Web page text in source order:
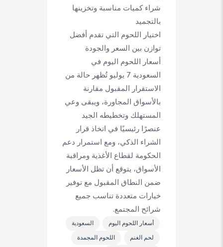
شراء كميات مناسبة وتخزينها
بالتجميد
اختيار اللحوم التي تقدم أفضل
توازن بين السعر والجودة
أسعار اللحوم اليوم في
السعودية 7 يوليو تُظهر حالة من
الاستقرار المقبول مقارنة
بالأسواق المجاورة، ويبقى وعي
المستهلك وتخطيطه الجيد
عنصرًا رئيسيًا في اتخاذ قرار
الشراء الذكي، ومع استمرار دعم
الحكومة لقطاع الأغذية ومراقبة
الأسواق، يتوقع أن تظل الأسعار
ضمن النطاق المقبول مع توفير
خيارات متعددة تناسب جميع
شرائح المجتمع.
أسعار اللحوم اليوم
السعودية
لحم الغنم
اللحوم المجمدة